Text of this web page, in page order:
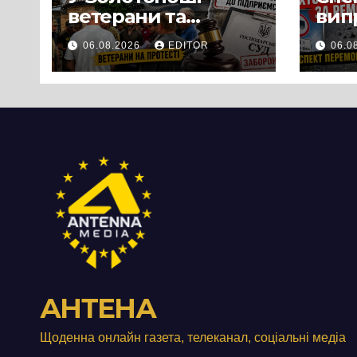
ветерани та
місцеві жителі
вийшли на
протест до стін
виробництвом
м’яса птиці
06.08.2026 EDITOR
АНТЕНА
Щоденна онлайн газета, телеканал, соціальні медіа